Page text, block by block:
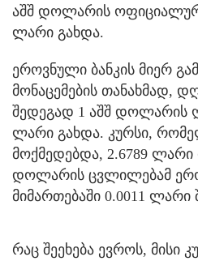
აშშ დოლარის
ლარი გახდა.
ეროვნული ბანკის მიერ
მონაცემების თანახმად,
შედეგად 1 აშშ დოლარის
ლარი გახდა. კურსი,
მოქმედებდა, 2.6789 ლარი
დოლარის ცვლილებამ
მიმართებაში 0.0011 ლარი
რაც შეეხება ევროს, მისი